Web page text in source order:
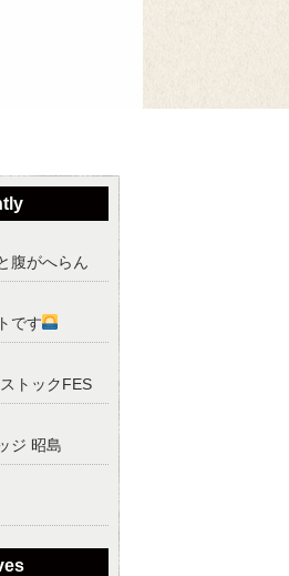
腹がへらん
です
トックFES
ジ 昭島